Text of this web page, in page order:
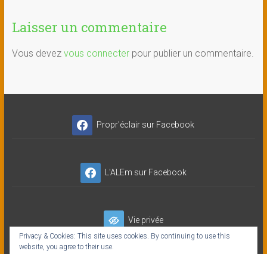
Laisser un commentaire
Vous devez vous connecterpour publier un commentaire.
Propr'éclair sur Facebook
L'ALEm sur Facebook
Vie privée
Privacy & Cookies: This site uses cookies. By continuing to use this
website, you agree to their use.